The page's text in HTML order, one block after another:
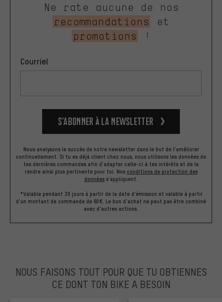
Ne rate aucune de nos
recommandations
et
promotions
!
Courriel
S’abonner à la newsletter
Nous analysons le succès de notre newsletter dans le but de l'améliorer
continuellement. Si tu es déjà client chez nous, nous utilisons les données de
tes dernières commandes afin d'adapter celle-ci à tes intérêts et de la
rendre ainsi plus pertinente pour toi. Nos conditions de protection des
données s'appliquent.
*Valable pendant 30 jours à partir de la date d'émission et valable à partir
d'un montant de commande de 60€. Le bon d'achat ne peut pas être combiné
avec d'autres actions.
NOUS FAISONS TOUT POUR QUE TU OBTIENNES
CE DONT TON BIKE A BESOIN